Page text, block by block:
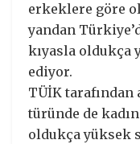
erkeklere göre
yandan
kıyasla oldukça
ediyor.
TÜİK
türünde de
oldukça yüksek